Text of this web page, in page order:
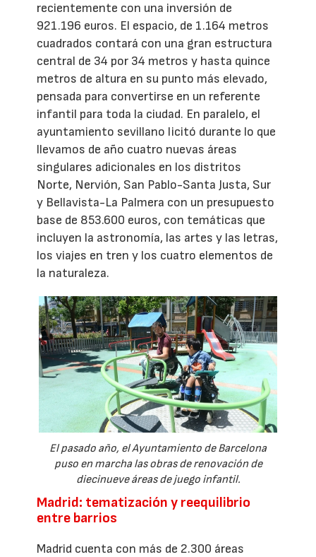
recientemente con una inversión de
921.196 euros. El espacio, de 1.164 metros
cuadrados contará con una gran estructura
central de 34 por 34 metros y hasta quince
metros de altura en su punto más elevado,
pensada para convertirse en un referente
infantil para toda la ciudad. En paralelo, el
ayuntamiento sevillano licitó durante lo que
llevamos de año cuatro nuevas áreas
singulares adicionales en los distritos
Norte, Nervión, San Pablo-Santa Justa, Sur
y Bellavista-La Palmera con un presupuesto
base de 853.600 euros, con temáticas que
incluyen la astronomía, las artes y las letras,
los viajes en tren y los cuatro elementos de
la naturaleza.
El pasado año, el Ayuntamiento de Barcelona
puso en marcha las obras de renovación de
diecinueve áreas de juego infantil.
Madrid: tematización y reequilibrio
entre barrios
Madrid cuenta con más de 2.300 áreas